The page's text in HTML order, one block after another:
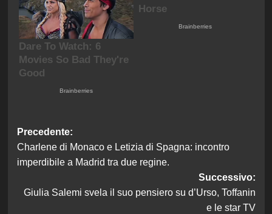
Navigazione
articolo
Precedente:
Charlene di Monaco e Letizia di Spagna: incontro
imperdibile a Madrid tra due regine.
Successivo:
Giulia Salemi svela il suo pensiero su d’Urso, Toffanin
e le star TV